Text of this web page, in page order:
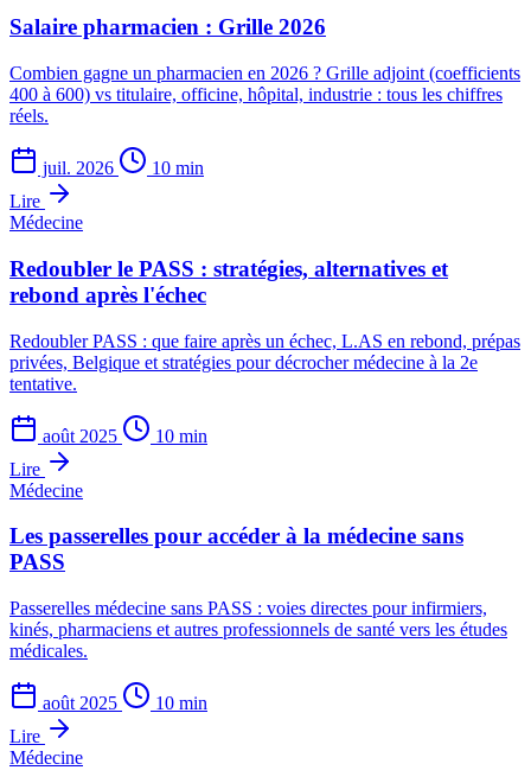
Salaire pharmacien : Grille 2026
Combien gagne un pharmacien en 2026 ? Grille adjoint (coefficients
400 à 600) vs titulaire, officine, hôpital, industrie : tous les chiffres
réels.
juil. 2026
10 min
Lire
Médecine
Redoubler le PASS : stratégies, alternatives et
rebond après l'échec
Redoubler PASS : que faire après un échec, L.AS en rebond, prépas
privées, Belgique et stratégies pour décrocher médecine à la 2e
tentative.
août 2025
10 min
Lire
Médecine
Les passerelles pour accéder à la médecine sans
PASS
Passerelles médecine sans PASS : voies directes pour infirmiers,
kinés, pharmaciens et autres professionnels de santé vers les études
médicales.
août 2025
10 min
Lire
Médecine